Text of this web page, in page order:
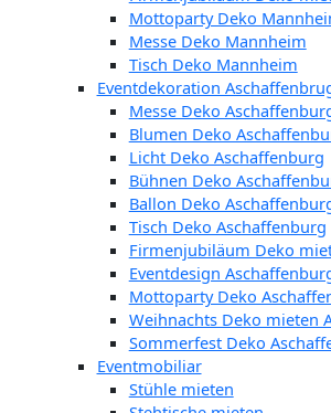
Mottoparty Deko
Messe Deko Mannheim
Tisch Deko Mannheim
Eventdekoration
Messe Deko
Blumen Deko
Licht Deko Aschaffenburg
Bühnen Deko
Ballon Deko
Tisch Deko Aschaffenburg
Firmenjubiläum Deko
Eventdesign
Mottoparty Deko
Weihnachts Deko mieten
Sommerfest Deko
Eventmobiliar
Stühle mieten